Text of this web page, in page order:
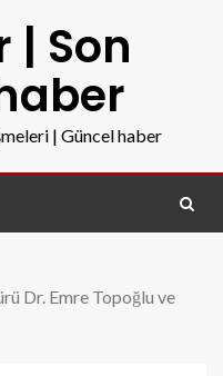
| Son
| Güncel haber
Dr. Emre Topoğlu ve